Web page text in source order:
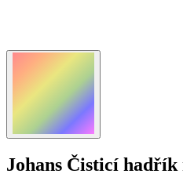
Johans Čisticí hadřík